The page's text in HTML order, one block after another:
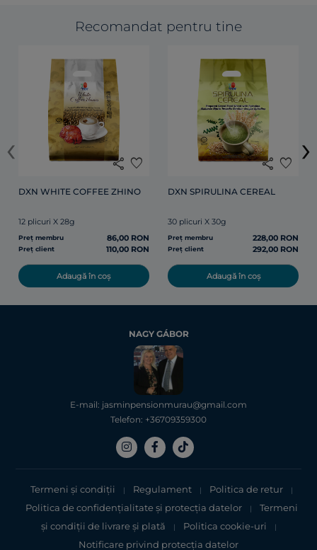
Recomandat pentru tine
share favorite
DXN WHITE COFFEE ZHINO
12 plicuri X 28g
Preț membru 86,00 RON
Preț client 110,00 RON
Adaugă în coș
share favorite
DXN SPIRULINA CEREAL
30 plicuri X 30g
Preț membru 228,00 RON
Preț client 292,00 RON
Adaugă în coș
‹ ›
NAGY GÁBOR
E-mail: jasminpensionmurau@gmail.com
Telefon: +36709359300
Termeni și condiții | Regulament | Politica de retur |
Politica de confidențialitate şi protecţia datelor |
Termeni
şi condiții de livrare și plată
| Politica cookie-uri |
Notificare privind protecția datelor